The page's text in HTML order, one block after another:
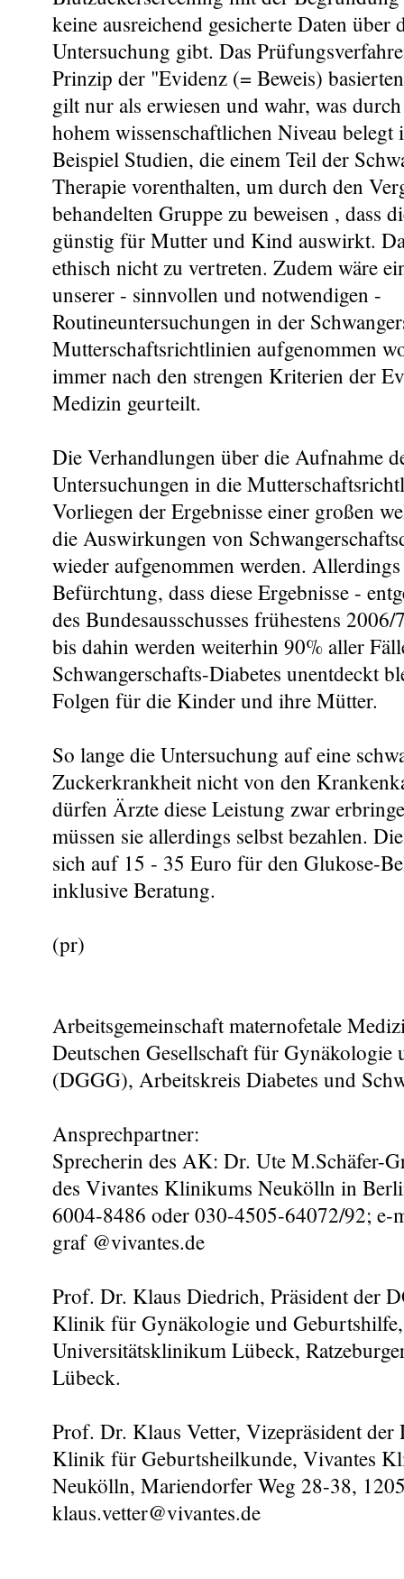
keine ausreichend gesicherte Daten über
Untersuchung gibt. Das
Prinzip der "Evidenz (= Beweis)
gilt nur als erwiesen und wahr, was
hohem wissenschaftlichen Niveau belegt
Beispiel Studien, die einem Teil der
Therapie vorenthalten, um durch den
behandelten Gruppe zu beweisen , dass
günstig für Mutter und Kind auswirkt.
ethisch nicht zu vertreten. Zudem wäre
unserer - sinnvollen und notwendigen -
Routineuntersuchungen in der
Mutterschaftsrichtlinien aufgenommen
immer nach den strengen Kriterien der
Medizin geurteilt.
Die Verhandlungen über die Aufnahme
Untersuchungen in die
Vorliegen der Ergebnisse einer großen
die Auswirkungen von
wieder aufgenommen werden. Allerdings
Befürchtung, dass diese Ergebnisse -
des Bundesausschusses frühestens
bis dahin werden weiterhin 90% aller
Schwangerschafts-Diabetes unentdeckt
Folgen für die Kinder und ihre Mütter.
So lange die Untersuchung auf eine
Zuckerkrankheit nicht von den
dürfen Ärzte diese Leistung zwar
müssen sie allerdings selbst bezahlen.
sich auf 15 - 35 Euro für den Glukose-
inklusive Beratung.
(pr)
Arbeitsgemeinschaft maternofetale
Deutschen Gesellschaft für Gynäkologie
(DGGG), Arbeitskreis Diabetes und
Ansprechpartner:
Sprecherin des AK: Dr. Ute M.Schäfer-
des Vivantes Klinikums Neukölln in
6004-8486 oder 030-4505-64072/92; e-
graf @vivantes.de
Prof. Dr. Klaus Diedrich, Präsident der
Klinik für Gynäkologie und Geburtshilfe,
Universitätsklinikum Lübeck,
Lübeck.
Prof. Dr. Klaus Vetter, Vizepräsident der
Klinik für Geburtsheilkunde, Vivantes
Neukölln, Mariendorfer Weg 28-38,
klaus.vetter@vivantes.de